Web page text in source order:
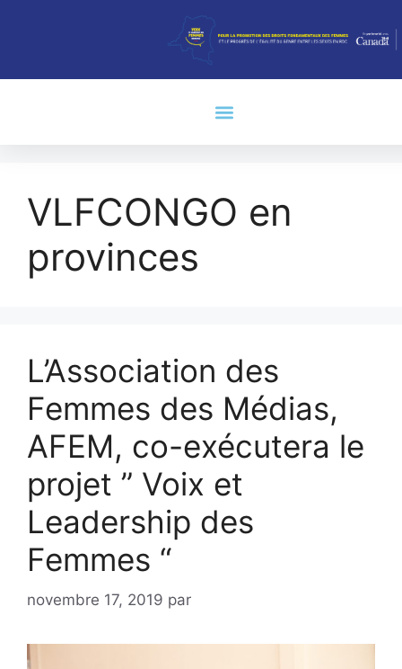
VLFCONGO en
provinces
L’Association des
Femmes des Médias,
AFEM, co-exécutera le
projet ” Voix et
Leadership des
Femmes “
novembre 17, 2019 par